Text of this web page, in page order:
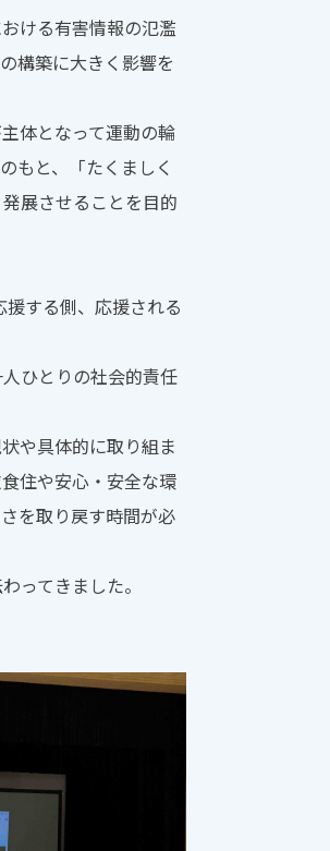
ける有害情報の氾濫
構築に大きく影響を
体となって運動の輪
もと、「たくましく
展させることを目的
する側、応援される
ひとりの社会的責任
や具体的に取り組ま
住や安心・安全な環
を取り戻す時間が必
ってきました。